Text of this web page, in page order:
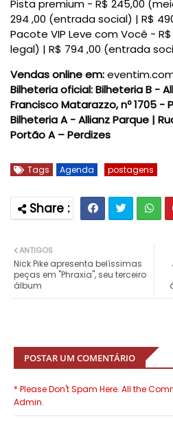
Pista premium - R$ 245,00
294 ,00 (entrada social) | R$
Pacote VIP Leve com Você -
legal) | R$ 794 ,00 (entrada
Vendas online em:
Bilheteria oficial:Bilheteria B -
Francisco Matarazzo, nº 1705 -
Bilheteria A - Allianz Parque |
Portão A – Perdizes
Tags Agenda postagens
ANTIGOS
Nick Pike apresenta belíssimas
peças em "Phraxia", seu terceiro
álbum
POSTAR UM COMENTÁRIO
* Please Don't Spam Here. All the
Admin.